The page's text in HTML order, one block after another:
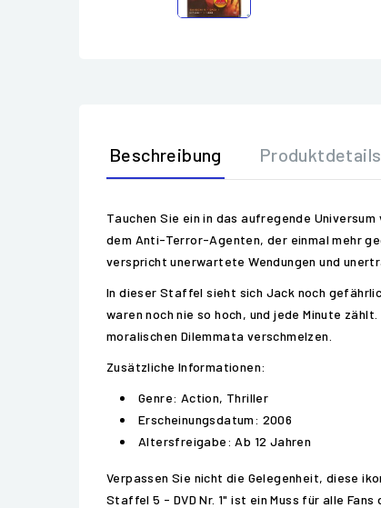
Beschreibung Produktdetails
Tauchen Sie ein in das aufregende
dem Anti-Terror-Agenten, der einmal mehr
verspricht unerwartete Wendungen und
In dieser Staffel sieht sich Jack noch
waren noch nie so hoch, und jede Minute
moralischen Dilemmata verschmelzen.
Zusätzliche Informationen:
Genre: Action, Thriller
Erscheinungsdatum: 2006
Altersfreigabe: Ab 12 Jahren
Verpassen Sie nicht die Gelegenheit, diese
Staffel 5 - DVD Nr. 1" ist ein Muss für alle